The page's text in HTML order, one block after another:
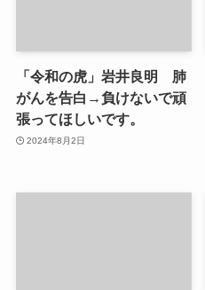
「令和の虎」岩井良明 肺
がんを告白→負けないで頑
張ってほしいです。
2024年8月2日